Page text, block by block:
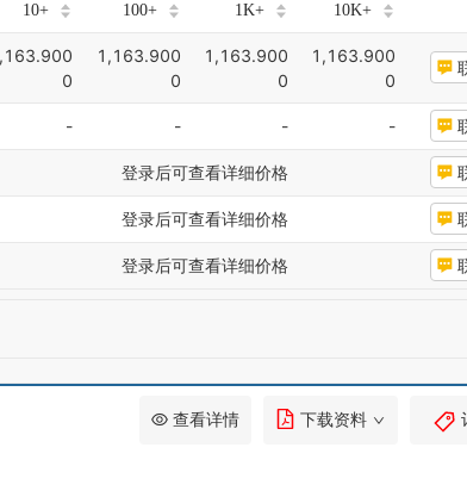
10+ 100+ 1K+ 10K+
0
1,163.900
0
1,163.900
0
1,163.900
0
- - - -
登录后可查看详细价格
登录后可查看详细价格
登录后可查看详细价格
查看详情 下载资料